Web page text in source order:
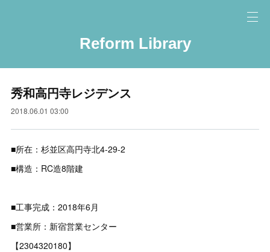
Reform Library
秀和高円寺レジデンス
2018.06.01 03:00
■所在：杉並区高円寺北4-29-2
■構造：RC造8階建
■工事完成：2018年6月
■営業所：新宿営業センター
【2304320180】